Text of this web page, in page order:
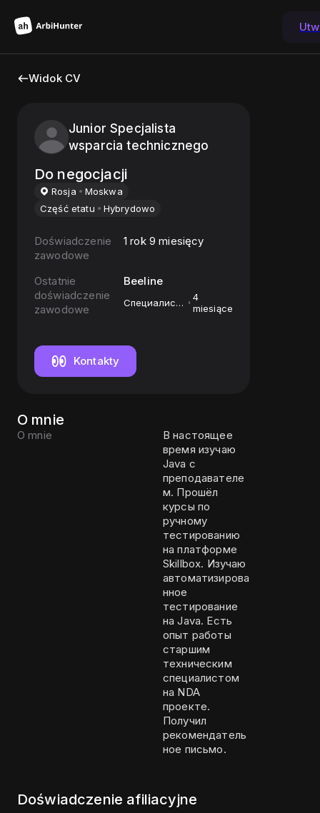
Widok CV
Junior Specjalista
wsparcia technicznego
Do negocjacji
Rosja
Moskwa
Część etatu
Hybrydowo
Doświadczenie
zawodowe
1 rok 9 miesięcy
Ostatnie
doświadczenie
zawodowe
Beeline
Специалист
4
miesiące
Kontakty
O mnie
O mnie
В настоящее
время изучаю
Java с
преподавателе
м. Прошёл
курсы по
ручному
тестированию
на платформе
Skillbox. Изучаю
автоматизирова
нное
тестирование
на Java. Есть
опыт работы
старшим
техническим
специалистом
на NDA
проекте.
Получил
рекомендатель
ное письмо.
Doświadczenie afiliacyjne